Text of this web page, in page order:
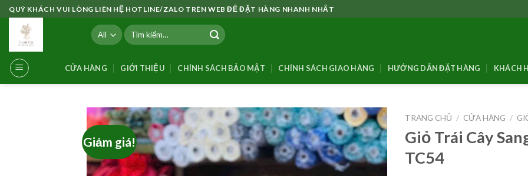
Skip
to
content
QUÝ KHÁCH VUI LÒNG LIÊN HỆ HOTLINE/ZALO TRÊN WEB ĐỂ ĐẶT HÀNG NHANH NHẤT
Tìm
kiếm:
CỬA HÀNG GIỚI THIỆU CHÍNH SÁCH BẢO MẬT CHÍNH SÁCH GIAO HÀNG HƯỚNG DẪN ĐẶT HÀNG KHÁCH
Giảm giá!
TRANG CHỦ / CỬA HÀNG /
Giỏ Trái Cây
TC54